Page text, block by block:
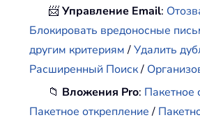
📨Управление Email:
Блокировать вредоносные
другим критериям/Удалить
Расширенный Поиск/
📁 Вложения Pro: Пакетное
Пакетное открепление/